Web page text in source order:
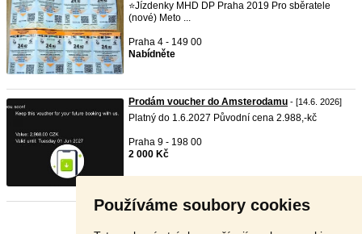
Používáme soubory cookies
⭐Jízdenky MHD DP Praha 2019 Pro sběratele
(nové) Meto ...
Praha 4 - 149 00
Nabídněte
Prodám voucher do Amsterodamu - [14.6. 2026]
Platný do 1.6.2027 Původní cena 2.988,-kč
Praha 9 - 198 00
2 000 Kč